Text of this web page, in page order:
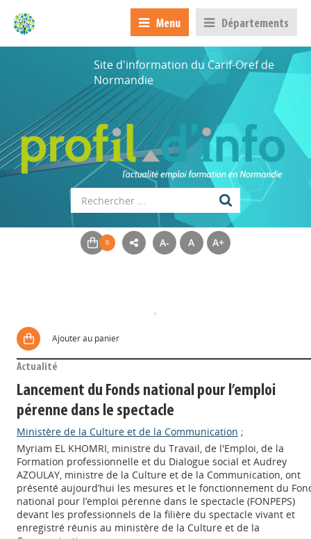
Menu Départements
Site d'information du Carif-Oref de
Normandie
A- A A+
Ajouter au panier
Actualité
Lancement du Fonds national pour l’emploi
pérenne dans le spectacle
Ministère de la Culture et de la Communication ;
Myriam EL KHOMRI, ministre du Travail, de l'Emploi, de la
Formation professionnelle et du Dialogue social et Audrey
AZOULAY, ministre de la Culture et de la Communication, ont
présenté aujourd’hui les mesures et le fonctionnement du
national pour l’emploi pérenne dans le spectacle (FONPEPS)
devant les professionnels de la filière du spectacle vivant et
enregistré réunis au ministère de la Culture et de la